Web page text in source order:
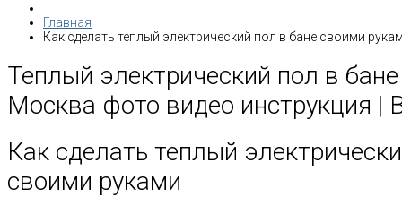
Главная
Как сделать теплый электрический пол в бане своими
Теплый электрический пол в
Москва фото видео инструкция |
Как сделать теплый
своими руками